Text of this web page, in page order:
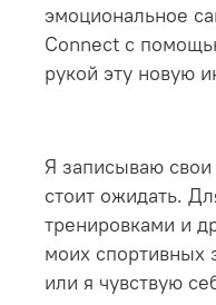
эмоциональное
Connect с
рукой эту новую
Я записываю
стоит ожидать.
тренировками и
моих спортивных
или я чувствую